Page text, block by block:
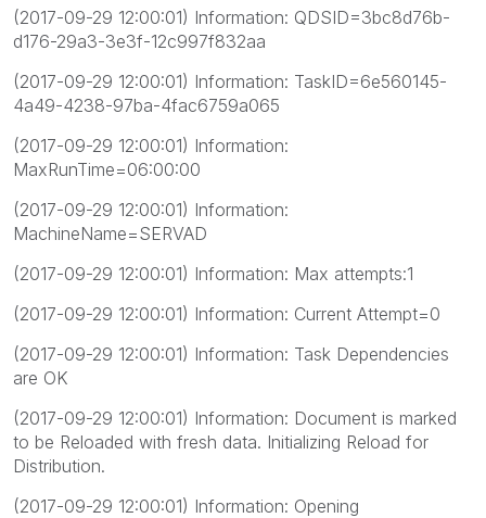
(2017-09-29 12:00:01) Information: QDSID=3bc8d76b-
d176-29a3-3e3f-12c997f832aa
(2017-09-29 12:00:01) Information: TaskID=6e560145-
4a49-4238-97ba-4fac6759a065
(2017-09-29 12:00:01) Information:
MaxRunTime=06:00:00
(2017-09-29 12:00:01) Information:
MachineName=SERVAD
(2017-09-29 12:00:01) Information: Max attempts:1
(2017-09-29 12:00:01) Information: Current Attempt=0
(2017-09-29 12:00:01) Information: Task Dependencies
are OK
(2017-09-29 12:00:01) Information: Document is marked
to be Reloaded with fresh data. Initializing Reload for
Distribution.
(2017-09-29 12:00:01) Information: Opening